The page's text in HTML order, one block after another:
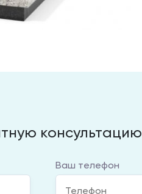
консультацию
Ваш телефон